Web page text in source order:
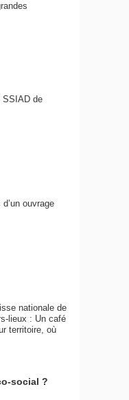
SSIAD de
ouvrage
nationale de
lieux : Un café
territoire, où
social ?